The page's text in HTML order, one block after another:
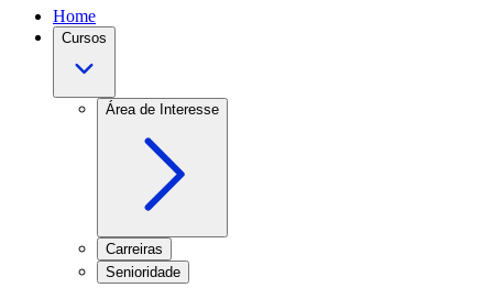
Home
Cursos
Área de Interesse
Carreiras
Senioridade